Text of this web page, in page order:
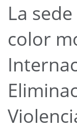
La
color